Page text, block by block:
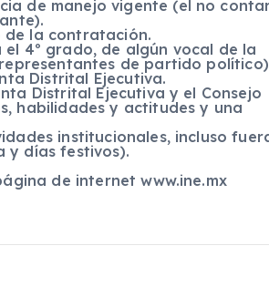
de manejo vigente (el no
la contratación.
4º grado, de algún vocal de la
de partido
Distrital Ejecutiva.
Distrital Ejecutiva y el Consejo
habilidades y actitudes y una
institucionales, incluso
y días festivos).
de internet www.ine.mx